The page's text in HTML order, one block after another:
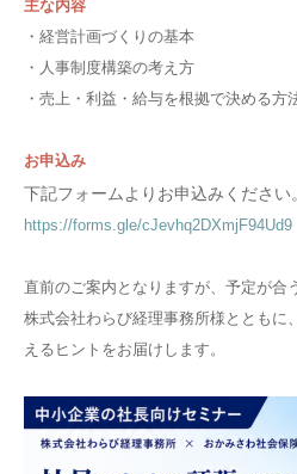
主な内容
・経営計画づくりの基本
・人事制度構築の考え方
・売上・利益・給与を根拠で決める方
お申込み
下記フォームよりお申込みください。
https://forms.gle/cJevhq2DXmjF94Ud9
直前のご案内となりますが、予定が合
株式会社わらび経理事務所様とともに、
えるヒントをお届けします。